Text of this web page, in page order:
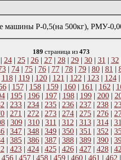
машины Р-0,5(на 500кг), РМУ-
189 страница из 473
24| 25| 26| 27| 28| 29| 30| 31 | 32
| 74| 75| 76| 77| 78| 79| 80| 81 |
118| 119| 120| 121 | 122 | 123| 124|
| 157| 158| 159| 160| 161 | 162 |
| 195| 196| 197| 198| 199| 200|
| 233 | 234 | 235 | 236 | 237 | 238 |
| 271 | 272 | 273 | 274 | 275 | 276 |
| 309| 310| 311 | 312 | 313| 314|
| 347 | 348 | 349 | 350 | 351 | 352 |
| 385 | 386 | 387 | 388 | 389 | 390 |
| 423| 424| 425| 426| 427| 428|
456| 457| 458| 459| 460| 461 | 462 |